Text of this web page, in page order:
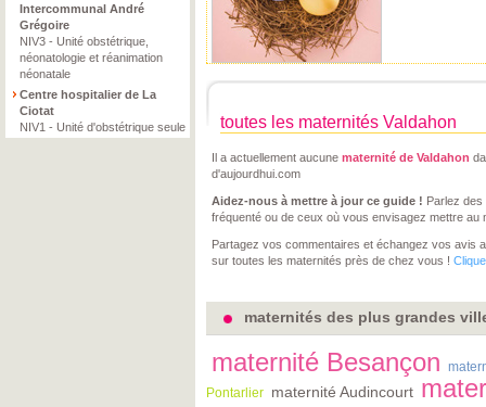
Intercommunal André
Grégoire
NIV3 - Unité obstétrique,
néonatologie et réanimation
néonatale
Centre hospitalier de La
Ciotat
NIV1 - Unité d'obstétrique seule
toutes les maternités Valdahon
Il a actuellement aucune maternité de Valdahon
d'aujourdhui.com
Aidez-nous à mettre à jour ce guide ! Parlez
fréquenté ou de ceux où vous envisagez mettre au
Partagez vos commentaires et échangez vos avis
sur toutes les maternités près de chez vous !
maternités des plus grandes
maternité Besançon
Pontarlier maternité Audincourt